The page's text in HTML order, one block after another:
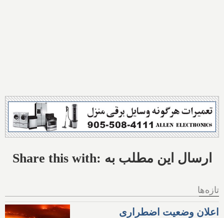
Share this with: ارسال این مطلب به
تازه‌ها
اعلان وضعیت اضطراری